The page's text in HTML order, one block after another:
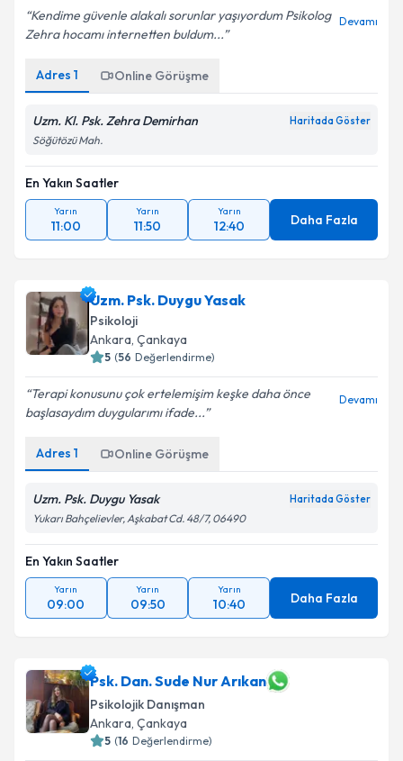
Kendime güvenle alakalı sorunlar yaşıyordum Psikolog
Zehra hocamı internetten buldum...
Devamı
Adres 1 Online Görüşme
Uzm. Kl. Psk. Zehra Demirhan Haritada Göster
Söğütözü Mah.
En Yakın Saatler
Yarın
11:00
Yarın
11:50
Yarın
12:40 Daha Fazla
Uzm. Psk. Duygu Yasak
Psikoloji
Ankara, Çankaya
5 (56 Değerlendirme)
Terapi konusunu çok ertelemişim keşke daha önce
başlasaydım duygularımı ifade...
Devamı
Adres 1 Online Görüşme
Uzm. Psk. Duygu Yasak Haritada Göster
Yukarı Bahçelievler, Aşkabat Cd. 48/7, 06490
En Yakın Saatler
Yarın
09:00
Yarın
09:50
Yarın
10:40 Daha Fazla
Psk. Dan. Sude Nur Arıkan
Psikolojik Danışman
Ankara, Çankaya
5 (16 Değerlendirme)